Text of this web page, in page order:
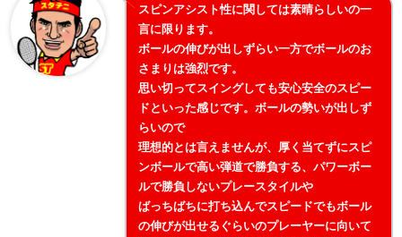
スピンアシスト性に関しては素晴らしいの一
言に限ります。
ボールの伸びが出しずらい一方でボールのお
さまりは強烈です。
思い切ってスイングしても安心安全のスピー
ドといった感じです。ボールの勢いが出しず
らいので
理想的とは言えませんが、厚く当てずにスピ
ンボールで高い弾道で勝負する、パワーボー
ルで勝負しないプレースタイルや
ばっちばちに打ち込んでスピードでもボール
の伸びが出せるぐらいのプレーヤーに向いて